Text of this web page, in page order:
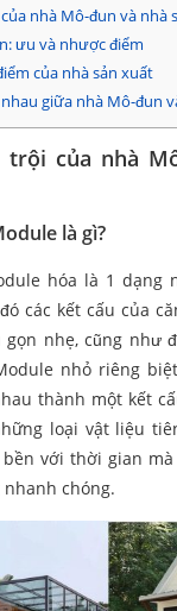
nhà Mô-đun và nhà
ưu và nhược điểm
của nhà sản xuất
giữa nhà Mô-đun
của nhà
là gì?
hóa là 1 dạng
các kết cấu của
nhẹ, cũng như
nhỏ riêng
thành một kết
loại vật liệu
với thời gian
chóng.